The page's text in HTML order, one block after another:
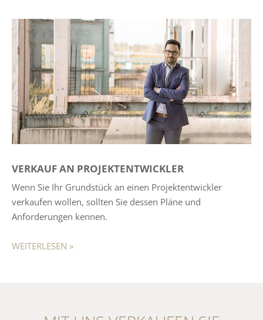
VERKAUFAN PROJEKTENTWICKLER
Wenn Sie Ihr Grundstück an einen Projektentwickler
verkaufen wollen, sollten Sie dessen Pläne und
Anforderungen kennen.
WEITERLESEN »